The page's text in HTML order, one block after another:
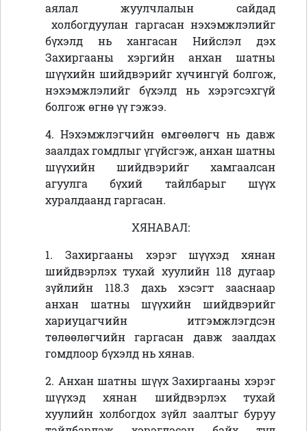
аялал жуулчлалын сайдад
холбогдуулан гаргасан нэхэмжлэлийг
бүхэлд нь хангасан Нийслэл дэх
Захиргааны хэргийн анхан шатны
шүүхийн шийдвэрийг хүчингүй болгож,
нэхэмжлэлийг бүхэлд нь хэрэгсэхгүй
болгож өгнө үү гэжээ.
4.Нэхэмжлэгчийн өмгөөлөгч нь давж
заалдах гомдлыг үгүйсгэж, анхан шатны
шүүхийн шийдвэрийг хамгаалсан
агуулга бүхий тайлбарыг шүүх
хуралдаанд гаргасан.
ХЯНАВАЛ:
1. Захиргааны хэрэг шүүхэд хянан
шийдвэрлэх тухай хуулийн 118 дугаар
зүйлийн 118.3 дахь хэсэгт зааснаар
анхан шатны шүүхийн шийдвэрийг
хариуцагчийн итгэмжлэгдсэн
төлөөлөгчийн гаргасан давж заалдах
гомдлоор бүхэлд нь хянав.
2. Анхан шатны шүүх Захиргааны хэрэг
шүүхэд хянан шийдвэрлэх тухай
хуулийн холбогдох зүйл заалтыг буруу